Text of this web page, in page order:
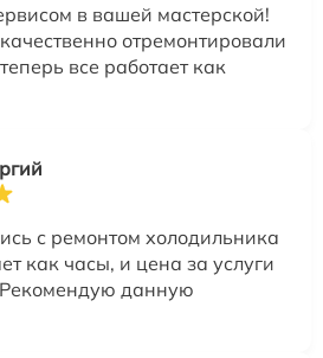
в вашей мастерской!
отремонтировали
все работает как
с ремонтом холодильника
как часы, и цена за услуги
данную